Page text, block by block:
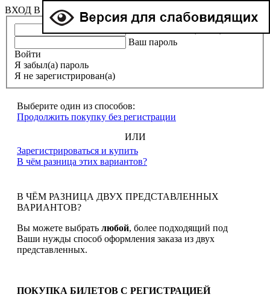
ВХОД В ЛИЧНЫЙ КАБИНЕТ
Ваш пароль
Войти
Я забыл(а) пароль
Я не зарегистрирован(а)
Выберите один из способов:
Продолжить покупку без регистрации
ИЛИ
Зарегистрироваться и купить
В чём разница этих вариантов?
В ЧЁМ РАЗНИЦА ДВУХ ПРЕДСТАВЛЕННЫХ
ВАРИАНТОВ?
Вы можете выбрать любой, более подходящий под
Ваши нужды способ оформления заказа из двух
представленных.
ПОКУПКА БИЛЕТОВ С РЕГИСТРАЦИЕЙ